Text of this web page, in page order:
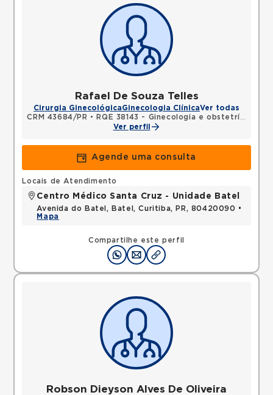
Rafael De Souza Telles
Cirurgia GinecológicaGinecologia ClínicaVer todas
CRM 43684/PR •
RQE 38143 - Ginecologia e obstetrícia
Ver perfil
Agende uma consulta
Compartilhe este perfil
Locais de Atendimento
Centro Médico Santa Cruz - Unidade Batel
Avenida do Batel, Batel, Curitiba, PR, 80420090 •
Mapa
Robson Dieyson Alves De Oliveira